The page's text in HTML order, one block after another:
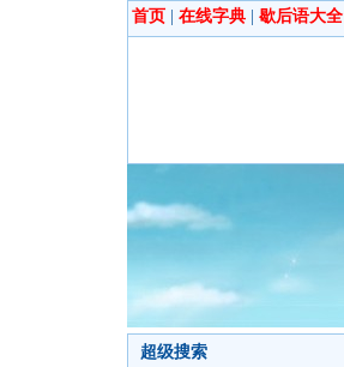
首页 在线字典 歇后语大全
超级搜索